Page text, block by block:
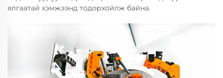
ялгаатай хэмжээнд тодорхойлж байна.